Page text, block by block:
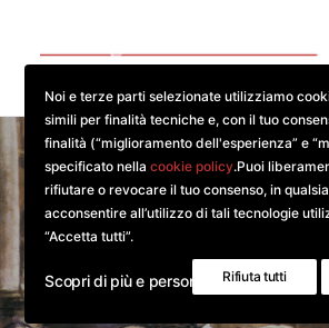
CONTESTI LOCALI
RISULTATI ELETTORALI
DOCUMENTI
Comprensorio
Noi e terze parti selezionate utilizziamo
simili per finalità tecniche e, con il tuo
finalità (“miglioramento dell'esperienza” e
specificato nellacookie policy.Puoi
rifiutare o revocare il tuo consenso, in
acconsentire all’utilizzo di tali tecnologie
“Accetta tutti”.
Scopri di più e personalizzaRifiuta tutti